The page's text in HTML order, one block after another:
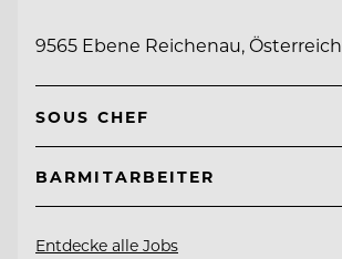
9565 Ebene Reichenau, Österreich
SOUS CHEF
BARMITARBEITER
Entdecke alle Jobs